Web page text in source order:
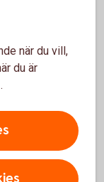
skatt, så
tar ut den
när du vill,
du är
.